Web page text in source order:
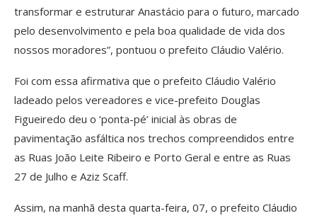
transformar e estruturar Anastácio para o futuro, marcado
pelo desenvolvimento e pela boa qualidade de vida dos
nossos moradores”, pontuou o prefeito Cláudio Valério.
Foi com essa afirmativa que o prefeito Cláudio Valério
ladeado pelos vereadores e vice-prefeito Douglas
Figueiredo deu o ‘ponta-pé’ inicial às obras de
pavimentação asfáltica nos trechos compreendidos entre
as Ruas João Leite Ribeiro e Porto Geral e entre as Ruas
27 de Julho e Aziz Scaff.
Assim, na manhã desta quarta-feira, 07, o prefeito Cláudio